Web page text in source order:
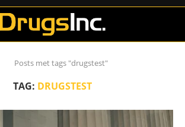
Posts met tags "drugstest"
TAG: DRUGSTEST